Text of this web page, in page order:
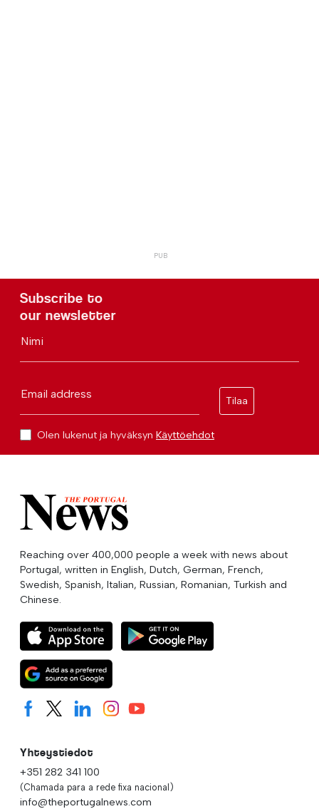
Subscribe to
our newsletter
Nimi
Email address
Tilaa
Olen lukenut ja hyväksyn Käyttöehdot
Reaching over 400,000 people a week with news about
Portugal, written in English, Dutch, German, French,
Swedish, Spanish, Italian, Russian, Romanian, Turkish and
Chinese.
Yhteystiedot
+351 282 341 100
(Chamada para a rede fixa nacional)
info@theportugalnews.com